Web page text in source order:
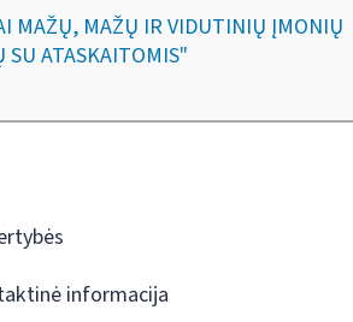
MAŽŲ, MAŽŲ IR VIDUTINIŲ ĮMONIŲ
SU ATASKAITOMIS"
informacija